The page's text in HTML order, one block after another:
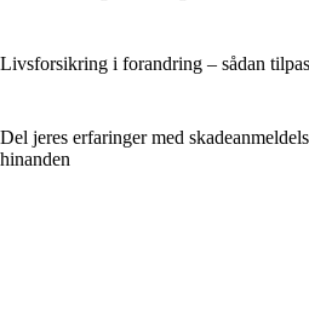
Livsforsikring i forandring – sådan
Del jeres erfaringer med
hinanden